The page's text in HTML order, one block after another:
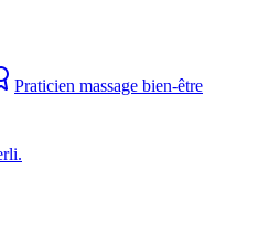
Praticien massage bien-être